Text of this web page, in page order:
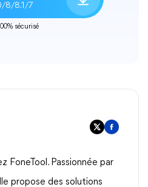
8/8.1/7
sécurisé
FoneTool. Passionnée par
propose des solutions